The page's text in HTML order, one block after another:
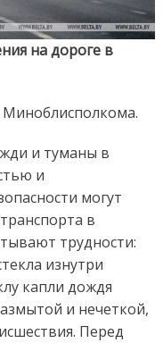
на дороге в
и туманы в
и
могут
в
трудности:
изнутри
капли дождя
и нечеткой,
Перед